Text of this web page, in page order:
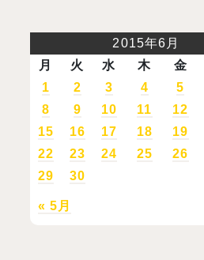
入試案内
学校情報
オープンキャンパス
訪問者別メニュー
2015年6月
月
火 水 木 金
« 5月
1 2 3 4 5
8
9 10 11 12
15
16 17 18 19
22
23 24 25 26
29
30